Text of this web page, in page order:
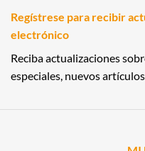
Regístrese para recibir
electrónico
Reciba actualizaciones
especiales, nuevos artículos